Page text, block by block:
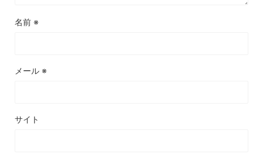
名前 ※
メール ※
サイト